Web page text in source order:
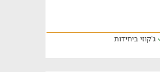
ג'קוזי ביחידות